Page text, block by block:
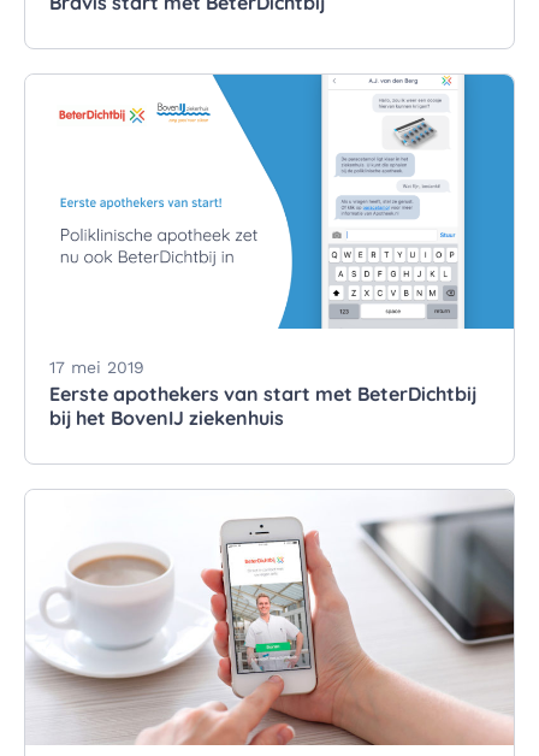
17 mei 2019
Eerste apothekers van start met BeterDichtbij
bij het BovenIJ ziekenhuis